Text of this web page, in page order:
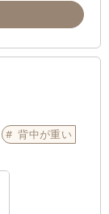
背中が重い